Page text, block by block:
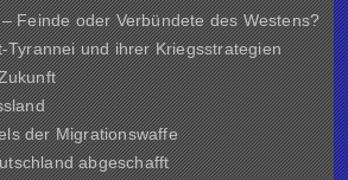
Feinde oder Verbündete des Westens?
Tyrannei und ihrer Kriegsstrategien
der Migrationswaffe
abgeschafft